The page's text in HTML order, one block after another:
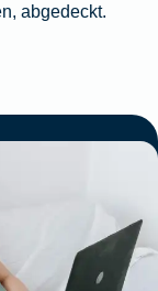
abgedeckt.